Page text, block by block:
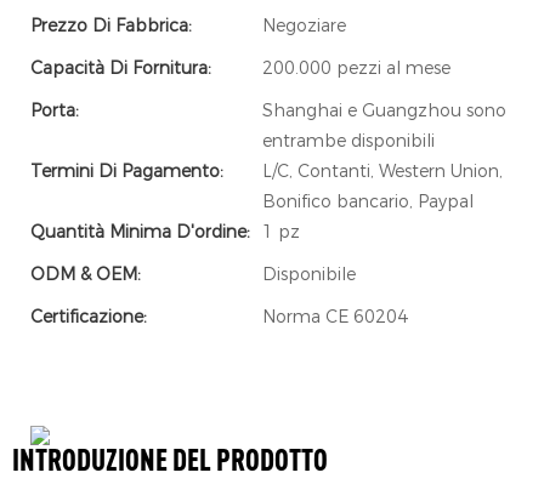
Prezzo Di Fabbrica:
Negoziare
Capacità Di Fornitura:
200.000 pezzi al mese
Porta:
Shanghai e Guangzhou sono
entrambe disponibili
Termini Di Pagamento:
L/C, Contanti, Western Union,
Bonifico bancario, Paypal
Quantità Minima D'ordine:
1 pz
ODM & OEM:
Disponibile
Certificazione:
Norma CE 60204
INTRODUZIONE DEL PRODOTTO